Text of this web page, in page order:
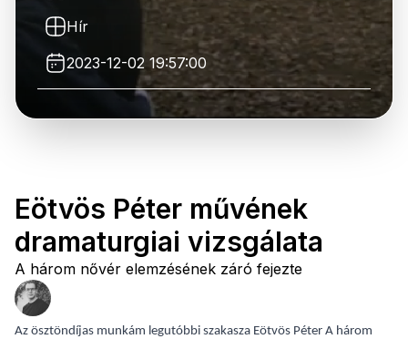
Hír
2023-12-02 19:57:00
Eötvös Péter művének
dramaturgiai vizsgálata
A három nővér elemzésének záró fejezte
Az ösztöndíjas munkám legutóbbi szakasza Eötvös Péter A három